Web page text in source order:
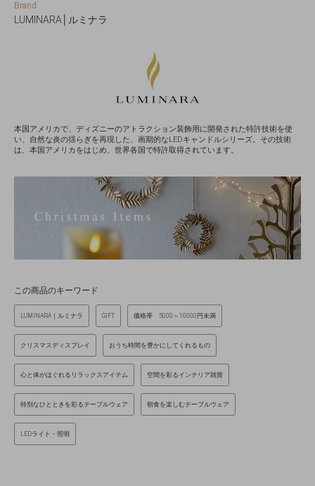
Brand
LUMINARA│ルミナラ
本国アメリカで、ディズニーのアトラクション装飾用に開発された特許技術を使
い、自然な炎の揺らぎを再現した、画期的なLEDキャンドルシリーズ。その技術
は、本国アメリカをはじめ、世界各国で特許取得されています。
この商品のキーワード
LUMINARA｜ルミナラ GIFT 価格帯 5000～10000円未満
クリスマスディスプレイ おうち時間を豊かにしてくれるもの
心と体がほぐれるリラックスアイテム 空間を彩るインテリア雑貨
特別なひとときを彩るテーブルウェア 朝食を楽しむテーブルウェア
LEDライト・照明